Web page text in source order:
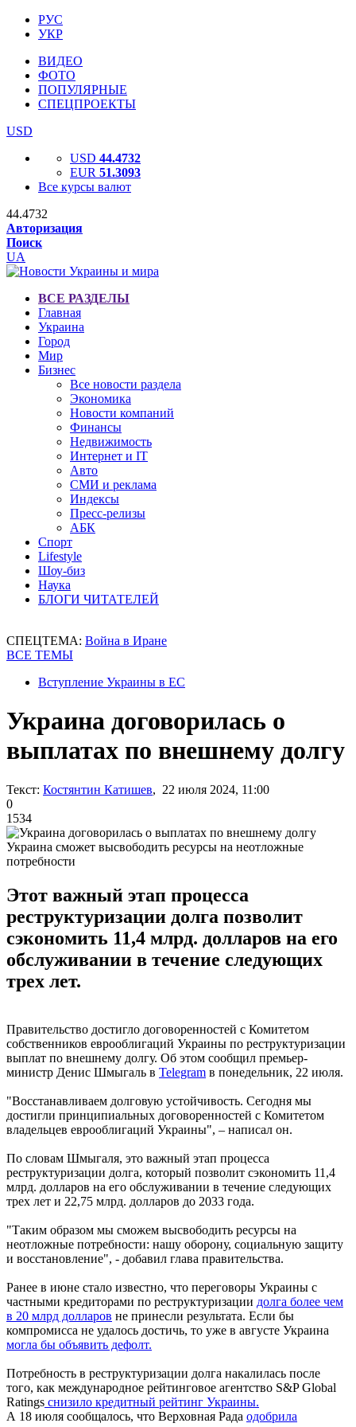
РУС
УКР
ВИДЕО
ФОТО
ПОПУЛЯРНЫЕ
СПЕЦПРОЕКТЫ
USD
USD 44.4732
EUR 51.3093
Все курсы валют
44.4732
Авторизация
Поиск
UA
ВСЕ РАЗДЕЛЫ
Главная
Украина
Город
Мир
Бизнес
Все новости раздела
Экономика
Новости компаний
Финансы
Недвижимость
Интернет и IT
Авто
СМИ и реклама
Индексы
Пресс-релизы
АБК
Спорт
Lifestyle
Шоу-биз
Наука
БЛОГИ ЧИТАТЕЛЕЙ
СПЕЦТЕМА: Война в Иране
ВСЕ ТЕМЫ
Вступление Украины в ЕС
Украина договорилась о
выплатах по внешнему долгу
Текст: Костянтин Катишев, 22 июля 2024, 11:00
0
1534
Украина сможет высвободить ресурсы на неотложные
потребности
Этот важный этап процесса
реструктуризации долга позволит
сэкономить 11,4 млрд. долларов на его
обслуживании в течение следующих
трех лет.
Правительство достигло договоренностей с Комитетом
собственников еврооблигаций Украины по реструктуризации
выплат по внешнему долгу. Об этом сообщил премьер-
министр Денис Шмыгаль в Telegram в понедельник, 22 июля.
"Восстанавливаем долговую устойчивость. Сегодня мы
достигли принципиальных договоренностей с Комитетом
владельцев еврооблигаций Украины", – написал он.
По словам Шмыгаля, это важный этап процесса
реструктуризации долга, который позволит сэкономить 11,4
млрд. долларов на его обслуживании в течение следующих
трех лет и 22,75 млрд. долларов до 2033 года.
"Таким образом мы сможем высвободить ресурсы на
неотложные потребности: нашу оборону, социальную защиту
и восстановление", - добавил глава правительства.
Ранее в июне стало известно, что переговоры Украины с
частными кредиторами по реструктуризации долга более чем
в 20 млрд долларов не принесли результата. Если бы
компромисса не удалось достичь, то уже в августе Украина
могла бы объявить дефолт.
Потребность в реструктуризации долга накалилась после
того, как международное рейтинговое агентство S&P Global
Ratings снизило кредитный рейтинг Украины.
А 18 июля сообщалось, что Верховная Рада одобрила